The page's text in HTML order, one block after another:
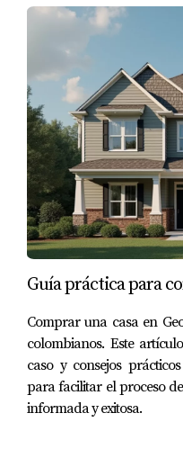
apartamento sin
Un par de semanas
notar manchas en el
fontanero, descubrió
las tuberías del baño.
molestias, sino
reparaciones. Si
inspección inicial
identificar el problema
Caso 2:
Por otro lado, tenemos
meticuloso al
su visita inicial, se dio
no enfriaba
observación, pudo
obtener un nuevo
el contrato. Esto le
Guía práctica para
Comprar una casa en
colombianos. Este
caso y consejos
para facilitar el proceso
informada y exitosa.